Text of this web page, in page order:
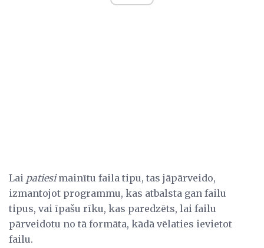
Lai patiesimainītu faila tipu, tas jāpārveido,
izmantojot programmu, kas atbalsta gan failu
tipus, vai īpašu rīku, kas paredzēts, lai failu
pārveidotu no tā formāta, kādā vēlaties ievietot
failu.